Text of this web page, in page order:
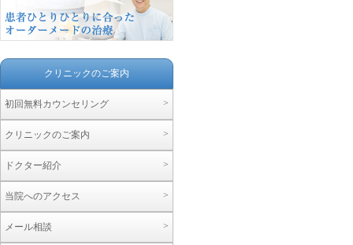
クリニックのご案内
初回無料カウンセリング >
クリニックのご案内 >
ドクター紹介 >
当院へのアクセス >
メール相談 >